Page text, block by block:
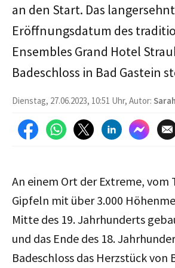
an den Start. Das
Eröffnungsdatum des
Ensembles Grand Hotel
Badeschloss in Bad Gastein
Dienstag, 27.06.2023, 10:51 Uhr, Autor:
An einem Ort der Extreme, vom
Gipfeln mit über 3.000
Mitte des 19. Jahrhunderts
und das Ende des 18.
Badeschloss das Herzstück von